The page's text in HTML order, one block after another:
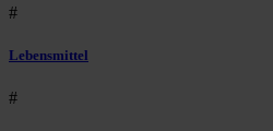
#
Lebensmittel
#